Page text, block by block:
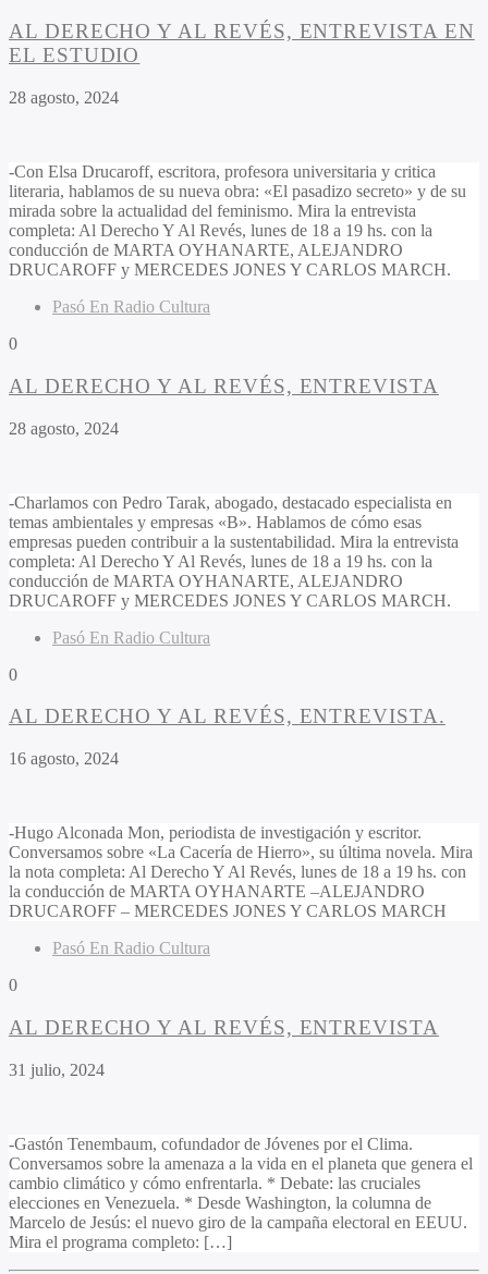
AL DERECHO Y AL REVÉS, ENTREVISTA EN
EL ESTUDIO
28 agosto, 2024
-Con Elsa Drucaroff, escritora, profesora universitaria y critica
literaria, hablamos de su nueva obra: «El pasadizo secreto» y de su
mirada sobre la actualidad del feminismo. Mira la entrevista
completa: Al Derecho Y Al Revés, lunes de 18 a 19 hs. con la
conducción de MARTA OYHANARTE, ALEJANDRO
DRUCAROFF y MERCEDES JONES Y CARLOS MARCH.
Pasó En Radio Cultura
0
AL DERECHO Y AL REVÉS, ENTREVISTA
28 agosto, 2024
-Charlamos con Pedro Tarak, abogado, destacado especialista en
temas ambientales y empresas «B». Hablamos de cómo esas
empresas pueden contribuir a la sustentabilidad. Mira la entrevista
completa: Al Derecho Y Al Revés, lunes de 18 a 19 hs. con la
conducción de MARTA OYHANARTE, ALEJANDRO
DRUCAROFF y MERCEDES JONES Y CARLOS MARCH.
Pasó En Radio Cultura
0
AL DERECHO Y AL REVÉS, ENTREVISTA.
16 agosto, 2024
-Hugo Alconada Mon, periodista de investigación y escritor.
Conversamos sobre «La Cacería de Hierro», su última novela. Mira
la nota completa: Al Derecho Y Al Revés, lunes de 18 a 19 hs. con
la conducción de MARTA OYHANARTE –ALEJANDRO
DRUCAROFF – MERCEDES JONES Y CARLOS MARCH
Pasó En Radio Cultura
0
AL DERECHO Y AL REVÉS, ENTREVISTA
31 julio, 2024
-Gastón Tenembaum, cofundador de Jóvenes por el Clima.
Conversamos sobre la amenaza a la vida en el planeta que genera el
cambio climático y cómo enfrentarla. * Debate: las cruciales
elecciones en Venezuela. * Desde Washington, la columna de
Marcelo de Jesús: el nuevo giro de la campaña electoral en EEUU.
Mira el programa completo: […]